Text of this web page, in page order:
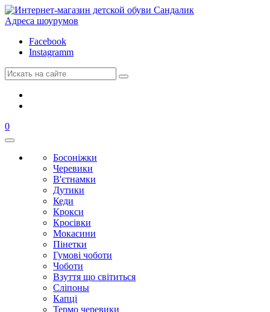
Адреса шоурумов
Facebook
Instagramm
0
Босоніжки
Черевики
В'єтнамки
Дутики
Кеди
Крокси
Кросівки
Мокасини
Пінетки
Гумові чоботи
Чоботи
Взуття що світиться
Сліпоны
Капці
Термо черевики